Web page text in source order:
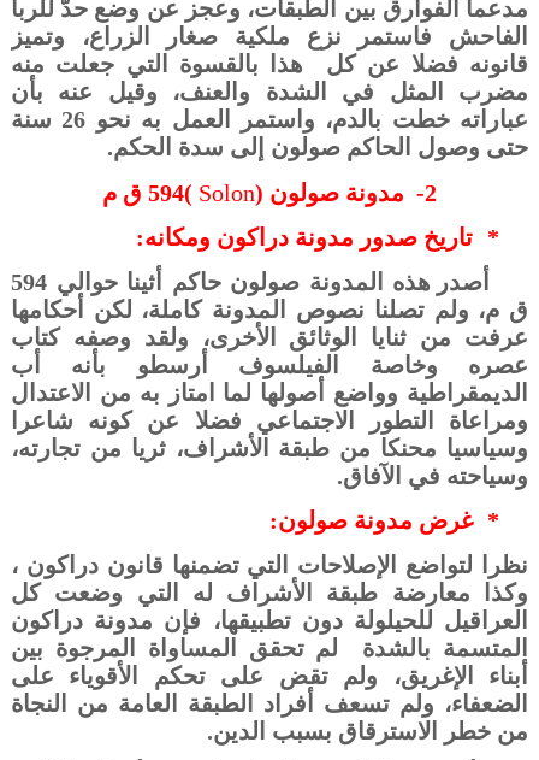
مدعما الفوارق بين الطبقات، وعجز عن وضع حدّ للربا
الفاحش فاستمر نزع ملكية صغار الزراع، وتميز
قانونه فضلا عن كل
هذا بالقسوة التي جعلت منه
مضرب المثل في الشدة والعنف، وقيل عنه بأن
عباراته خطت بالدم، واستمر العمل به نحو 26 سنة
حتى وصول الحاكم صولون إلى سدة الحكم.
2-
مدونة صولون (Solon )594 ق م
* تاريخ صدور مدونة دراكون ومكانه:
أصدر هذه المدونة صولون حاكم أثينا حوالي 594
ق م، ولم تصلنا نصوص المدونة كاملة، لكن أحكامها
عرفت من ثنايا الوثائق الأخرى، ولقد وصفه كتاب
عصره وخاصة الفيلسوف أرسطو بأنه أب
الديمقراطية وواضع أصولها لما امتاز به من الاعتدال
ومراعاة التطور الاجتماعي فضلا عن كونه شاعرا
وسياسيا محنكا من طبقة الأشراف، ثريا من تجارته،
وسياحته في الآفاق.
* غرض مدونة صولون:
نظرا لتواضع الإصلاحات التي تضمنها قانون دراكون ،
وكذا معارضة طبقة الأشراف له التي وضعت كل
العراقيل للحيلولة دون تطبيقها، فإن مدونة دراكون
المتسمة بالشدة
لم تحقق المساواة المرجوة بين
أبناء الإغريق، ولم تقض على تحكم الأقوياء على
الضعفاء، ولم تسعف أفراد الطبقة العامة من النجاة
من خطر الاسترقاق بسبب الدين.